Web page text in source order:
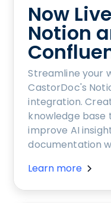
Now
Notion
Streamline your
CastorDoc's
integration.
knowledge
improve AI
documentation
Learn more